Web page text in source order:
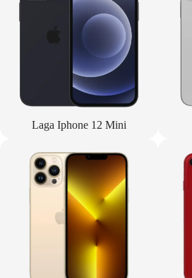
Laga Iphone 12 Mini